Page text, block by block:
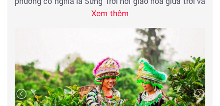
đất. Đứng trên đỉnh đèo ngắm toàn bộ khu vực THUNG
LŨNG KHAU PHẠ, xa xa là bản LÌM THÁI, LÌM MÔNG.
Tại đây, quý khách còn có cơ hội ngắm nhìn các vận
động viên chuyên nghiệp nhảy dù với tên gọi “bay trên
mùa vàng” vào dịp tháng 9 hàng năm.
Khi xuống đèo đoàn dừng chân tại TÚ LỆ mảnh đất
nổi tiếng với gạo nếp mềm dẻo, thơm ngon. Quý khách
Xem thêm